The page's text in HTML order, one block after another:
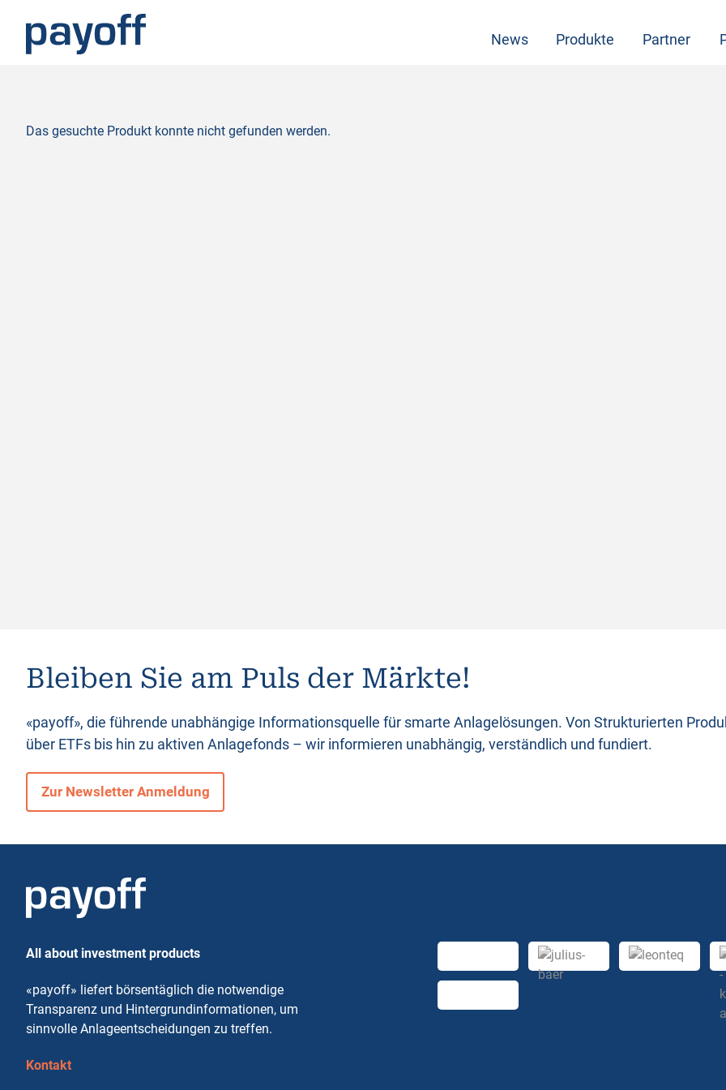
e
n
News Produkte Partner
Das gesuchte Produkt konnte nicht gefunden werden.
Bleiben Sie am Puls der Märkte!
«payoff», die führende unabhängige Informationsquelle für smarte Anlagelösungen. Von Strukturierten
über ETFs bis hin zu aktiven Anlagefonds – wir informieren unabhängig, verständlich und fundiert.
Zur Newsletter Anmeldung
All about investment products
«payoff» liefert börsentäglich die notwendige
Transparenz und Hintergrundinformationen, um
sinnvolle Anlageentscheidungen zu treffen.
Kontakt